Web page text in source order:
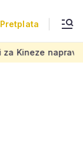
Pretplata
napravili